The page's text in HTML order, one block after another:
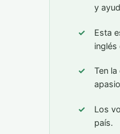
y
Esta
Ten
Los
país.